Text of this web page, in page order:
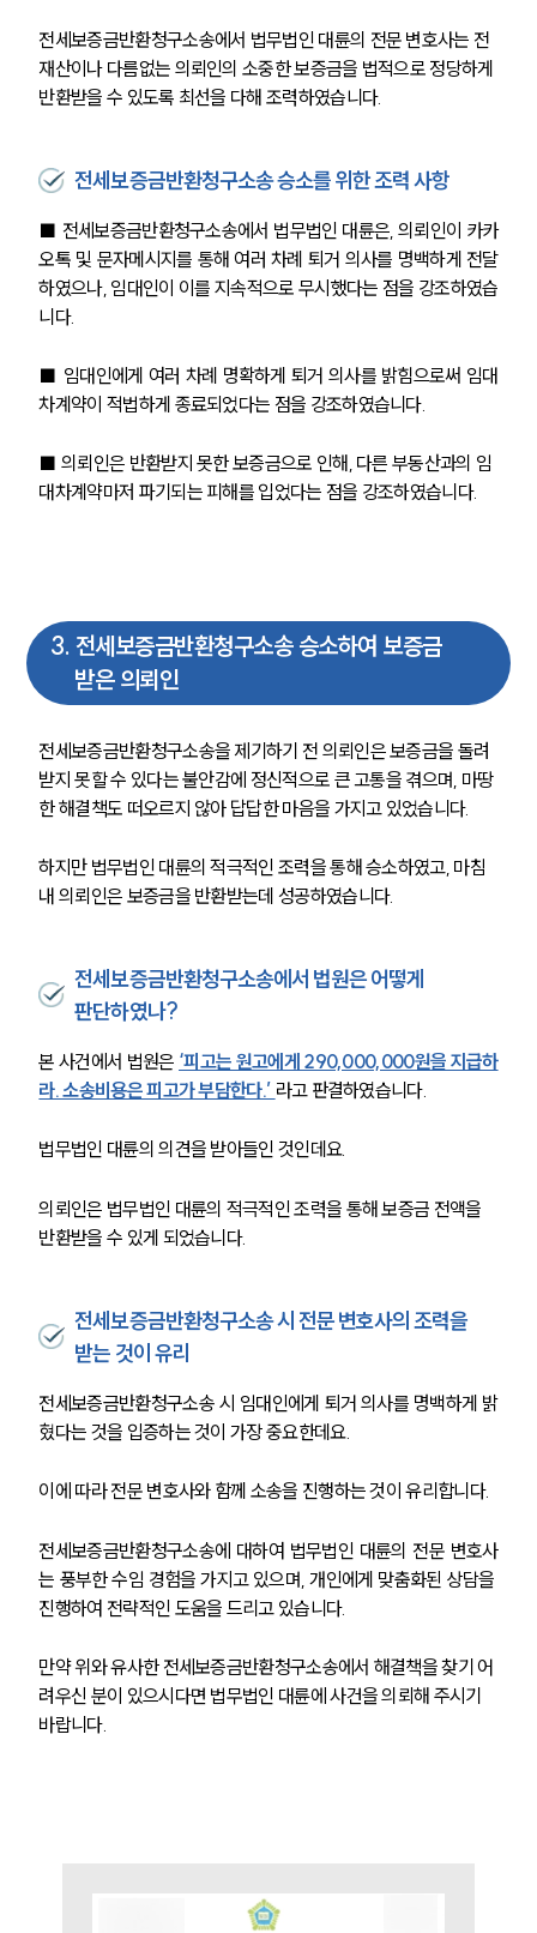
팀소개
팀소개
오시는 길
글로벌 파트너 로펌
고객의 소리
AI대륜
주요 업무사례
사례분석/최신동향
법률정보
법률지식인
업무분야
건설부 업무
전체
전세보증금반환청구소송에서 법무법인 대륜의 전문 변호사는 전
재산이나 다름없는 의뢰인의 소중한 보증금을 법적으로 정당하게
반환받을 수 있도록 최선을 다해 조력하였습니다.
전세보증금반환청구소송 승소를 위한 조력 사항
■ 전세보증금반환청구소송에서 법무법인 대륜은, 의뢰인이 카카
오톡 및 문자메시지를 통해 여러 차례 퇴거 의사를 명백하게 전달
하였으나, 임대인이 이를 지속적으로 무시했다는 점을 강조하였습
니다.
■ 임대인에게 여러 차례 명확하게 퇴거 의사를 밝힘으로써 임대
차계약이 적법하게 종료되었다는 점을 강조하였습니다.
■ 의뢰인은 반환받지 못한 보증금으로 인해, 다른 부동산과의 임
대차계약마저 파기되는 피해를 입었다는 점을 강조하였습니다.
3. 전세보증금반환청구소송 승소하여 보증금
받은 의뢰인
전세보증금반환청구소송을 제기하기 전 의뢰인은 보증금을 돌려
받지 못할 수 있다는 불안감에 정신적으로 큰 고통을 겪으며, 마땅
한 해결책도 떠오르지 않아 답답한 마음을 가지고 있었습니다.
하지만 법무법인 대륜의 적극적인 조력을 통해 승소하였고, 마침
내 의뢰인은 보증금을 반환받는데 성공하였습니다.
전세보증금반환청구소송에서 법원은 어떻게
판단하였나?
본 사건에서 법원은 ‘피고는 원고에게 290,000,000원을 지급하
라. 소송비용은 피고가 부담한다.’ 라고 판결하였습니다.
법무법인 대륜의 의견을 받아들인 것인데요.
의뢰인은 법무법인 대륜의 적극적인 조력을 통해 보증금 전액을
반환받을 수 있게 되었습니다.
전세보증금반환청구소송 시 전문 변호사의 조력을
받는 것이 유리
전세보증금반환청구소송 시 임대인에게 퇴거 의사를 명백하게 밝
혔다는 것을 입증하는 것이 가장 중요한데요.
이에 따라 전문 변호사와 함께 소송을 진행하는 것이 유리합니다.
전세보증금반환청구소송에 대하여 법무법인 대륜의 전문 변호사
는 풍부한 수임 경험을 가지고 있으며, 개인에게 맞춤화된 상담을
진행하여 전략적인 도움을 드리고 있습니다.
만약 위와 유사한 전세보증금반환청구소송에서 해결책을 찾기 어
려우신 분이 있으시다면 법무법인 대륜에 사건을 의뢰해 주시기
바랍니다.